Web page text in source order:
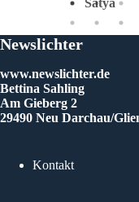
Satya
Newslichter
www.newslichter.de
Bettina Sahling
Am Gieberg 2
29490 Neu Darchau/
Kontakt